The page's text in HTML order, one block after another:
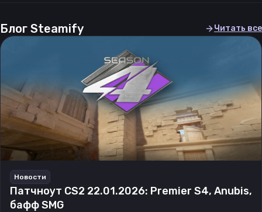
Блог Steamify Читать все
Новости
Патчноут CS2 22.01.2026: Premier S4, Anubis,
бафф SMG